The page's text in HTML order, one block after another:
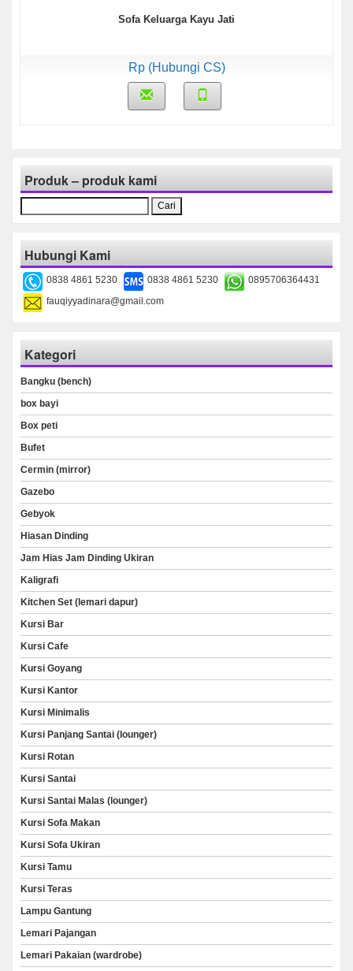
Sofa Keluarga Kayu Jati
Rp (Hubungi CS)
Produk – produk kami
untuk:
Hubungi Kami
0838 4861 5230 0838 4861 5230
0895706364431
fauqiyyadinara@gmail.com
Kategori
Bangku (bench)
box bayi
Box peti
Bufet
Cermin (mirror)
Gazebo
Gebyok
Hiasan Dinding
Jam Hias Jam Dinding Ukiran
Kaligrafi
Kitchen Set (lemari dapur)
Kursi Bar
Kursi Cafe
Kursi Goyang
Kursi Kantor
Kursi Minimalis
Kursi Panjang Santai (lounger)
Kursi Rotan
Kursi Santai
Kursi Santai Malas (lounger)
Kursi Sofa Makan
Kursi Sofa Ukiran
Kursi Tamu
Kursi Teras
Lampu Gantung
Lemari Pajangan
Lemari Pakaian (wardrobe)